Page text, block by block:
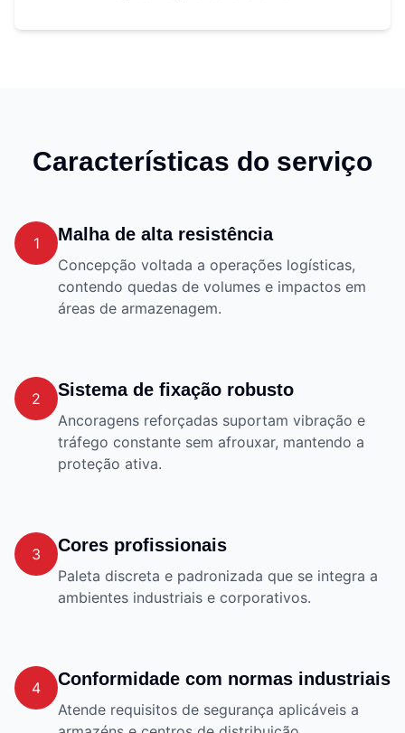
Características do serviço
1 Malha de alta resistência
Concepção voltada a operações logísticas,
contendo quedas de volumes e impactos em
áreas de armazenagem.
2 Sistema de fixação robusto
Ancoragens reforçadas suportam vibração e
tráfego constante sem afrouxar, mantendo a
proteção ativa.
3 Cores profissionais
Paleta discreta e padronizada que se integra a
ambientes industriais e corporativos.
4 Conformidade com normas industriais
Atende requisitos de segurança aplicáveis a